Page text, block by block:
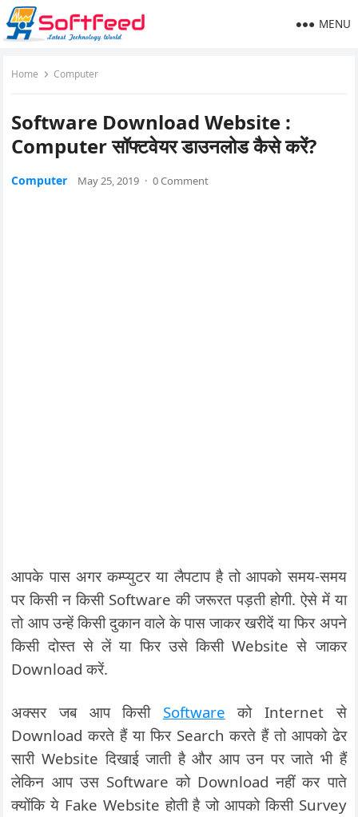
MENU
Home Computer
Software Download Website :
Computer सॉफ्टवेयर डाउनलोड कैसे करें?
Computer May 25, 2019 · 0 Comment
आपके पास अगर कम्प्युटर या लैपटाप है तो आपको समय-समय
पर किसी न किसी Software की जरूरत पड़ती होगी. ऐसे में या
तो आप उन्हें किसी दुकान वाले के पास जाकर खरीदें या फिर अपने
किसी दोस्त से लें या फिर उसे किसी Website से जाकर
Download करें.
अक्सर जब आप किसी Software को Internet से
Download करते हैं या फिर Search करते हैं तो आपको ढेर
सारी Website दिखाई जाती है और आप उन पर जाते भी हैं
लेकिन आप उस Software को Download नहीं कर पाते
क्योंकि ये Fake Website होती है जो आपको किसी Survey